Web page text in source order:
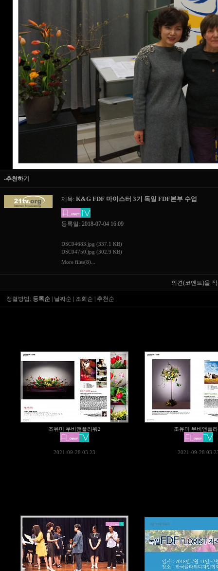
-추천하기
제목: K&G FDF 마이스터 3기 독일 FDF본부 수업
등록일: 2018-07-04 16:09
DSC04683.jpg (337.1 KB)
DSC04750.jpg (302.9 KB)
More files(8)...
의견(코멘트)을
정렬방법: 등록순 날짜순 조회순 추천순
조유미 무비앤플라워2
2021-09-28 03:23
조유미 무비앤플
2021-09-28